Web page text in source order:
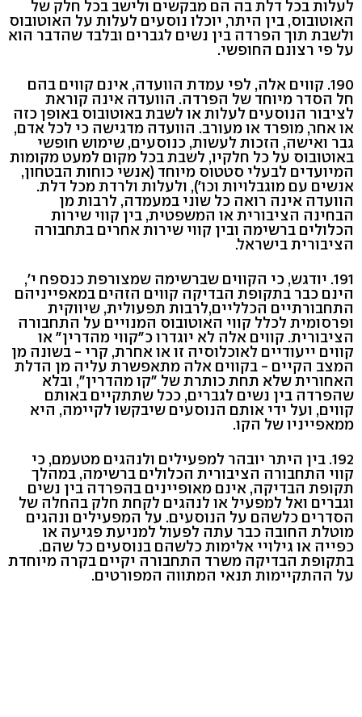
לעלות בכל דלת בה הם מבקשים ולישב בכל חלק של
האוטובוס, בין היתר, יוכלו נוסעים לעלות על האוטובוס
ולשבת תוך הפרדה בין נשים לגברים ובלבד שהדבר הוא
על פי רצונם החופשי.
190. קווים אלה, לפי עמדת הוועדה, אינם קווים בהם
חל הסדר מיוחד של הפרדה. הוועדה אינה קוראת
לציבור הנוסעים לעלות או לשבת באוטובוס באופן כזה
או אחר, מופרד או מעורב. הוועדה מדגישה כי לכל אדם,
גבר ואישה, הזכות לעשות, כנוסעים, שימוש חופשי
באוטובוס על כל חלקיו, לשבת בכל מקום למעט מקומות
המיועדים לבעלי סטטוס מיוחד (אנשי כוחות הבטחון,
אנשים עם מוגבלויות וכו'), ולעלות ולרדת מכל דלת.
הוועדה אינה רואה כל שוני במעמדה, לרבות מן
הבחינה הציבורית או המשפטית, בין קווי שירות
הכלולים ברשימה ובין קווי שירות אחרים בתחבורה
הציבורית בישראל.
191. יודגש, כי הקווים שברשימה שמצורפת כנספח י',
הינם כבר בתקופת הבדיקה קווים הזהים במאפייניהם
התחבורתיים הכלליים,לרבות תפעולית, שיווקית
ופרסומית לכלל קווי האוטובוס המנויים על התחבורה
הציבורית. קווים אלה לא יוגדרו כ"קווי מהדרין" או
קווים ייעודיים לאוכלוסיה זו או אחרת, קרי - בשונה מן
המצב הקיים - בקווים אלה מתאפשרת עליה מן הדלת
האחורית שלא תחת כותרת של "קו מהדרין", ובלא
שהפרדה בין נשים לגברים, ככל שתתקיים באותם
קווים, ועל ידי אותם הנוסעים שיבקשו לקיימה, היא
ממאפייניו של הקו.
192. בין היתר יובהר למפעילים ולנהגים מטעמם, כי
קווי התחבורה הציבורית הכלולים ברשימה, במהלך
תקופת הבדיקה, אינם מאופיינים בהפרדה בין נשים
וגברים ואל למפעיל או לנהגים לקחת חלק בהחלה של
הסדרים כלשהם על הנוסעים. על המפעילים ונהגים
מוטלת החובה כבר עתה לפעול למניעת פגיעה או
כפייה או גילויי אלימות כלשהם בנוסעים כל שהם.
בתקופת הבדיקה משרד התחבורה יקיים בקרה מיוחדת
על ההתקיימות תנאי המתווה המפורטים.